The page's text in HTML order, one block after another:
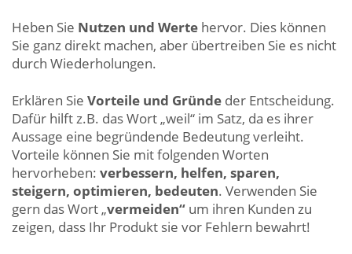
Heben Sie Nutzen und Werte hervor. Dies können
Sie ganz direkt machen, aber übertreiben Sie es nicht
durch Wiederholungen.
Erklären Sie Vorteile und Gründe der Entscheidung.
Dafür hilft z.B. das Wort „weil“ im Satz, da es ihrer
Aussage eine begründende Bedeutung verleiht.
Vorteile können Sie mit folgenden Worten
hervorheben: verbessern, helfen, sparen,
steigern, optimieren, bedeuten. Verwenden Sie
gern das Wort „vermeiden“ um ihren Kunden zu
zeigen, dass Ihr Produkt sie vor Fehlern bewahrt!